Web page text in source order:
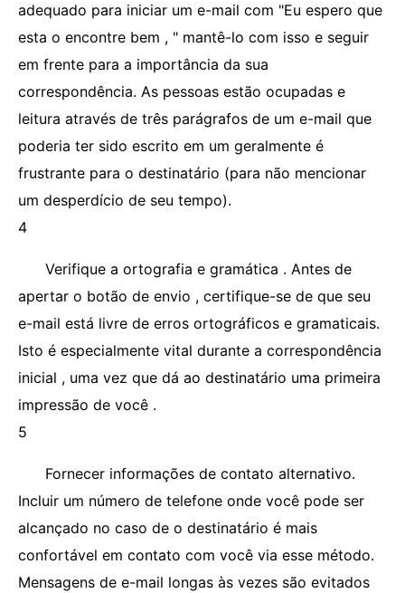
adequado para iniciar um e-mail com "Eu espero que
esta o encontre bem , " mantê-lo com isso e seguir
em frente para a importância da sua
correspondência. As pessoas estão ocupadas e
leitura através de três parágrafos de um e-mail que
poderia ter sido escrito em um geralmente é
frustrante para o destinatário (para não mencionar
um desperdício de seu tempo).
4
Verifique a ortografia e gramática . Antes de
apertar o botão de envio , certifique-se de que seu
e-mail está livre de erros ortográficos e gramaticais.
Isto é especialmente vital durante a correspondência
inicial , uma vez que dá ao destinatário uma primeira
impressão de você .
5
Fornecer informações de contato alternativo.
Incluir um número de telefone onde você pode ser
alcançado no caso de o destinatário é mais
confortável em contato com você via esse método.
Mensagens de e-mail longas às vezes são evitados